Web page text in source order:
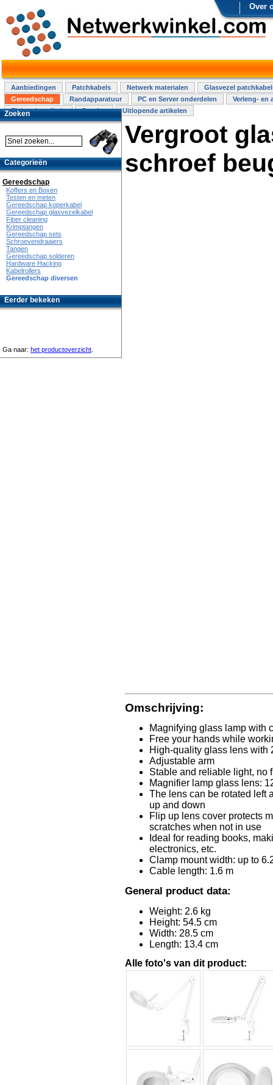
Over
Aanbiedingen Patchkabels Netwerk materialen
Glasvezel
Gereedschap
Randapparatuur PC en Server onderdelen
Verleng- en
Elektra installatie
Overige Uitlopende artikelen
Vergroot
schroef
Omschrijving:
Magnifying glass lamp with
Free your hands while
High-quality glass lens with
Adjustable arm
Stable and reliable light, no
Magnifier lamp glass lens:
The lens can be rotated left
up and down
Flip up lens cover protects
scratches when not in use
Ideal for reading books,
electronics, etc.
Clamp mount width: up to
Cable length: 1.6 m
General product data:
Weight: 2.6 kg
Height: 54.5 cm
Width: 28.5 cm
Length: 13.4 cm
Alle foto's van dit product:
Zoeken
Categorieën
Gereedschap
Koffers en Boxen
Testen en meten
Gereedschap koperkabel
Gereedschap glasvezelkabel
Fiber cleaning
Krimptangen
Gereedschap sets
Schroevendraaiers
Tangen
Gereedschap solderen
Hardware Hacking
Kabelrollers
Gereedschap diversen
Eerder bekeken
Ga naar: het productoverzicht